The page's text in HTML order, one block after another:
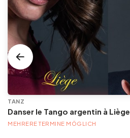
TANZ
Danser le Tango argentin à Liège
MEHRERE TERMINE MÖGLICH